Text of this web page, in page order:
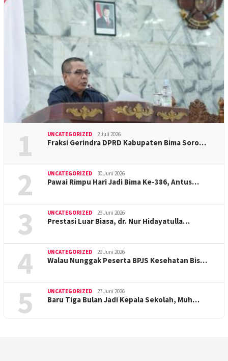
1 UNCATEGORIZED 2 Juli 2026
Fraksi Gerindra DPRD Kabupaten Bima Soro…
2 UNCATEGORIZED 30 Juni 2026
Pawai Rimpu Hari Jadi Bima Ke-386, Antus…
3 UNCATEGORIZED 29 Juni 2026
Prestasi Luar Biasa, dr. Nur Hidayatulla…
4 UNCATEGORIZED 29 Juni 2026
Walau Nunggak Peserta BPJS Kesehatan Bis…
5 UNCATEGORIZED 27 Juni 2026
Baru Tiga Bulan Jadi Kepala Sekolah, Muh…